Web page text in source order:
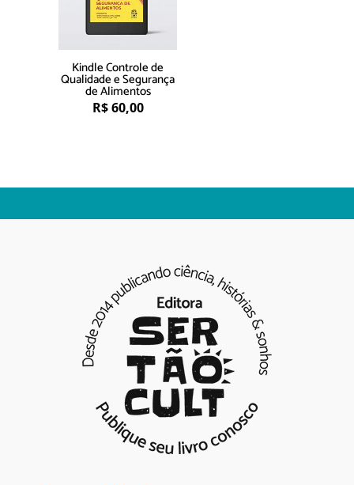
Kindle Controle de
Qualidade e Segurança
de Alimentos
R$60,00